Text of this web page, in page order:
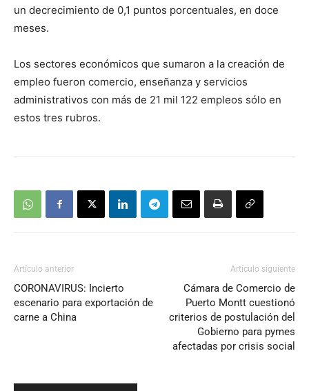
un decrecimiento de 0,1 puntos porcentuales, en doce
meses.
Los sectores económicos que sumaron a la creación de
empleo fueron comercio, enseñanza y servicios
administrativos con más de 21 mil 122 empleos sólo en
estos tres rubros.
Artículo anterior
CORONAVIRUS: Incierto
escenario para exportación de
carne a China
Artículo siguiente
Cámara de Comercio de
Puerto Montt cuestionó
criterios de postulación del
Gobierno para pymes
afectadas por crisis social